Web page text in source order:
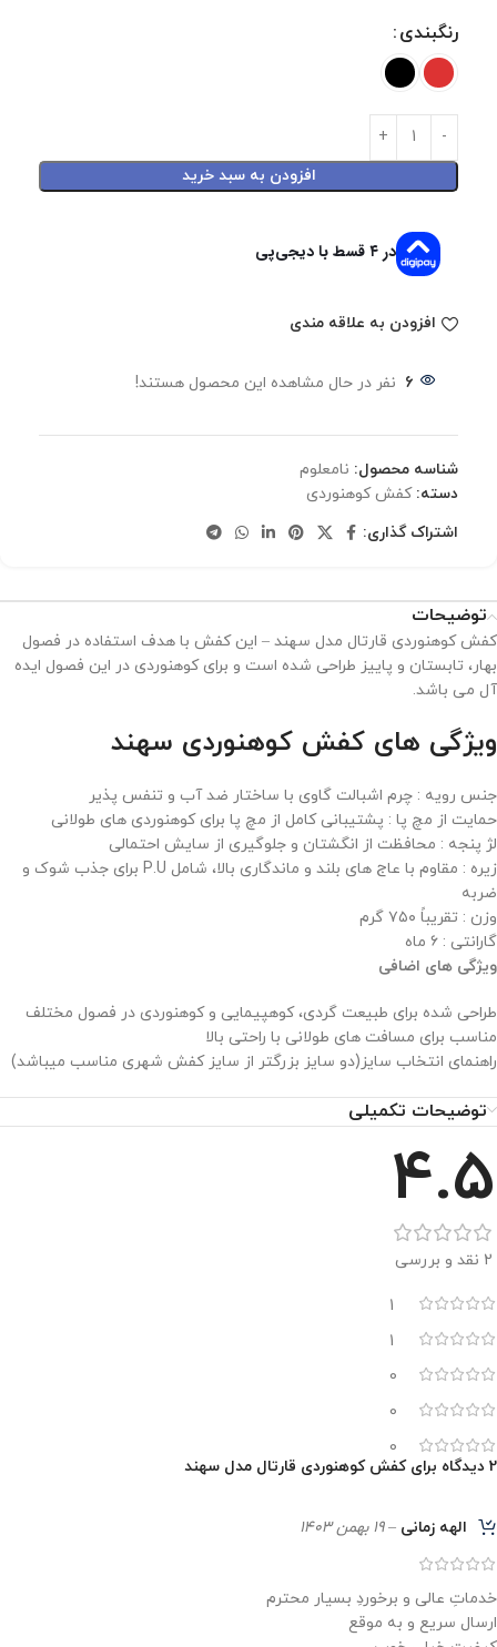
رنگبندی
افزودن به سبد خرید
در ۴ قسط با دیجی‌پی
افزودن به علاقه مندی
6 نفر در حال مشاهده این محصول هستند!
شناسه محصول: نامعلوم
دسته: کفش کوهنوردی
اشتراک گذاری:
توضیحات
کفش کوهنوردی قارتال مدل سهند – این کفش با هدف استفاده در فصول
بهار، تابستان و پاییز طراحی شده است و برای کوهنوردی در این فصول ایده
آل می باشد.
ویژگی های کفش کوهنوردی سهند
جنس رویه : چرم اشبالت گاوی با ساختار ضد آب و تنفس پذیر
حمایت از مچ پا : پشتیبانی کامل از مچ پا برای کوهنوردی های طولانی
لژ پنجه : محافظت از انگشتان و جلوگیری از سایش احتمالی
زیره : مقاوم با عاج های بلند و ماندگاری بالا، شامل P.U برای جذب شوک و
ضربه
وزن : تقریباً ۷۵۰ گرم
گارانتی : ۶ ماه
ویژگی های اضافی
طراحی شده برای طبیعت گردی، کوهپیمایی و کوهنوردی در فصول مختلف
مناسب برای مسافت های طولانی با راحتی بالا
راهنمای انتخاب سایز(دو سایز بزرگتر از سایز کفش شهری مناسب میباشد)
توضیحات تکمیلی
4.5
2 نقد و بررسی
1
1
0
0
0
2 دیدگاه برای
کفش کوهنوردی قارتال مدل سهند
الهه زمانی – 19 بهمن 1403
خدماتِ عالی و برخوردِ بسیار محترم
ارسال سریع و به موقع